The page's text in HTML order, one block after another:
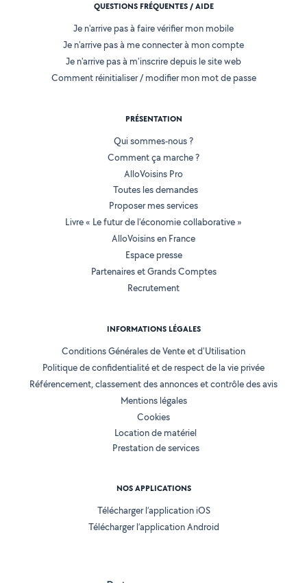
QUESTIONS FRÉQUENTES / AIDE
Je n'arrive pas à faire vérifier mon mobile
Je n'arrive pas à me connecter à mon compte
Je n'arrive pas à m'inscrire depuis le site web
Comment réinitialiser / modifier mon mot de passe
PRÉSENTATION
Qui sommes-nous ?
Comment ça marche ?
AlloVoisins Pro
Toutes les demandes
Proposer mes services
Livre « Le futur de l'économie collaborative »
AlloVoisins en France
Espace presse
Partenaires et Grands Comptes
Recrutement
INFORMATIONS LÉGALES
Conditions Générales de Vente et d'Utilisation
Politique de confidentialité et de respect de la vie privée
Référencement, classement des annonces et contrôle des avis
Mentions légales
Cookies
Location de matériel
Prestation de services
NOS APPLICATIONS
Télécharger l’application iOS
Télécharger l’application Android